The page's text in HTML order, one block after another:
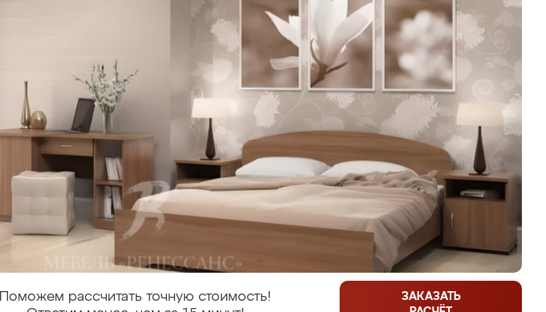
Поможем рассчитать точную стоимость!
ЗАКАЗАТЬ